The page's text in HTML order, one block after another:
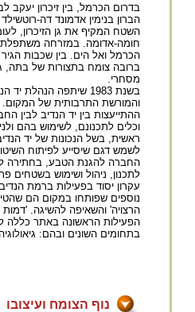
בדרום הכרמל, בין זיכרון
הברון בנימין אדמונד דה-
השטח המקיף את גן הזיכרון,
חומה-אדומה. במזרחה משתפלת
הכרמל ואל הים. בין שכבות
ברובה צומח בתצורות של בתה,
מסחרי.
בשנת 1983 שיתפה
והמורשת התרבותית של המקום.
ההתייעצות בין יד הנדיב
וכלים לתכנונם, לשימוש בהם
ראשית, בשל הנכונות של יד
לשמש דגם שיסייע לפיתוח
החברה להגנת הטבע, בחתירה
לתכנון, ניהול ושימוש בשטחים
עקרון יסוד בפעילות ברמת
נוספים שפותחו במקום הם
הרצויה' והשאיפה להשיגה. 'דמות
הפעילות הראשונה באתר כללה
בתחומים השונים ובהם:
נוף הצומח ועיצובו